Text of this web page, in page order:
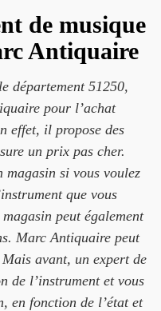
de musique
Antiquaire
département 51250,
pour l’achat
effet, il propose des
un prix pas cher.
magasin si vous voulez
que vous
peut également
Marc Antiquaire peut
avant, un expert de
de l’instrument et vous
en fonction de l’état et